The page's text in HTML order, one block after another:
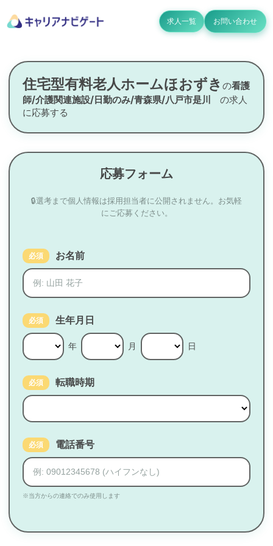
求人一覧 お問い合わせ
住宅型有料老人ホームほおずき の看護
師/介護関連施設/日勤のみ/青森県/八戸市是川
の求人
に応募する
応募フォーム
🔒選考まで個人情報は採用担当者に公開されません。お気軽
にご応募ください。
必須 お名前
必須 生年月日
年 月 日
必須 転職時期
必須 電話番号
※当方からの連絡でのみ使用します